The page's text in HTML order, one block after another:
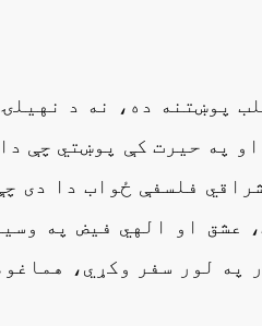
پوښتنه ده، نه د
په حیرت کې پوښتي چې
فلسفې ځواب دا دی
عشق او الهي فیض په
په لور سفر وکړي،